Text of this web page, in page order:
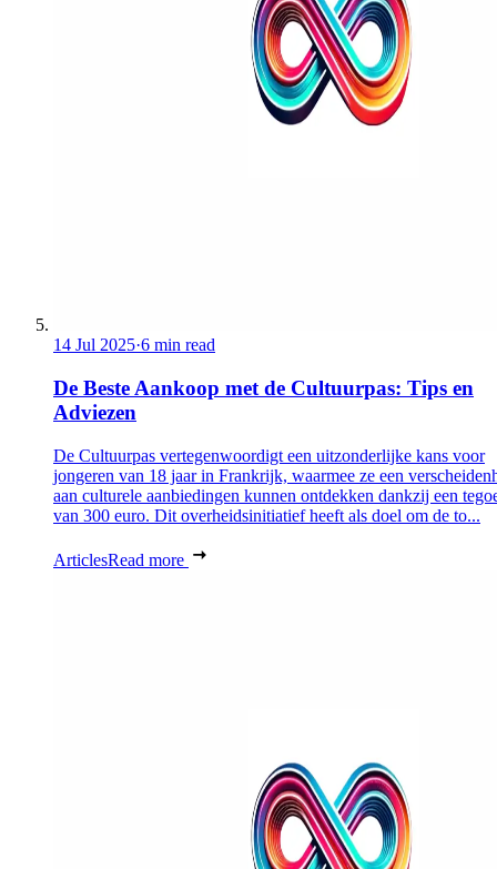
14 Jul 2025·6 min read
De Beste Aankoop met de Cultuurpas: Tips en
Adviezen
De Cultuurpas vertegenwoordigt een uitzonderlijke kans voor
jongeren van 18 jaar in Frankrijk, waarmee ze een
aan culturele aanbiedingen kunnen ontdekken dankzij een
van 300 euro. Dit overheidsinitiatief heeft als doel om de to...
ArticlesRead more